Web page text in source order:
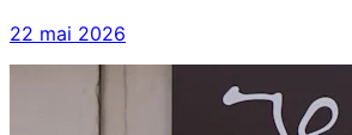
22 mai 2026